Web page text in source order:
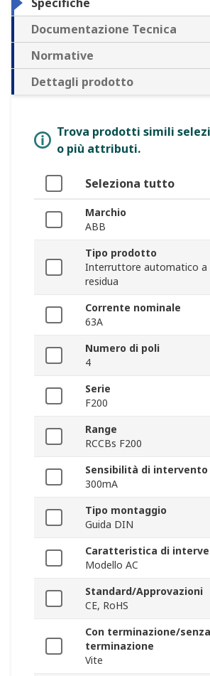
Specifiche
Documentazione Tecnica
Normative
Dettagli prodotto
Trova prodotti simili
o più attributi.
Seleziona tutto
Marchio
ABB
Tipo prodotto
Interruttore automatico a
residua
Corrente nominale
63A
Numero di poli
4
Serie
F200
Range
RCCBs F200
Sensibilità di intervento
300mA
Tipo montaggio
Guida DIN
Caratteristica di
Modello AC
Standard/Approvazioni
CE, RoHS
Con terminazione/senza
terminazione
Vite